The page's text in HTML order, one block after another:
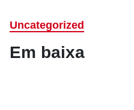
Uncategorized
Em baixa